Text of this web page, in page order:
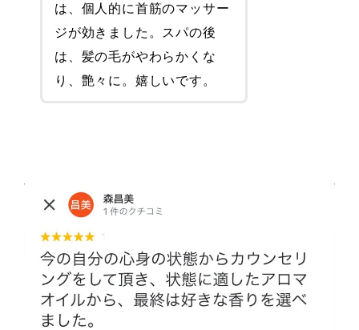
は、個人的に首筋のマッサー
ジが効きました。スパの後
は、髪の毛がやわらかくな
り、艶々に。嬉しいです。